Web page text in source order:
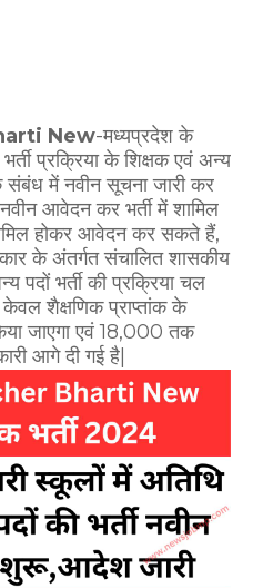
New-मध्यप्रदेश के
प्रक्रिया के शिक्षक एवं अन्य
संबंध में नवीन सूचना जारी कर
आवेदन कर भर्ती में शामिल
होकर आवेदन कर सकते हैं,
के अंतर्गत संचालित शासकीय
पदों भर्ती की प्रक्रिया चल
केवल शैक्षणिक प्राप्तांक के
जाएगा एवं 18,000 तक
आगे दी गई है|